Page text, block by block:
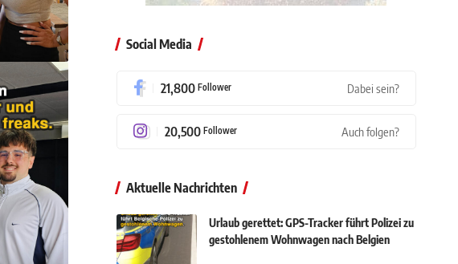
Social Media
21,800 Follower Dabei sein?
20,500 Follower Auch folgen?
Aktuelle Nachrichten
Urlaub gerettet: GPS-Tracker führt Polizei zu
gestohlenem Wohnwagen nach Belgien